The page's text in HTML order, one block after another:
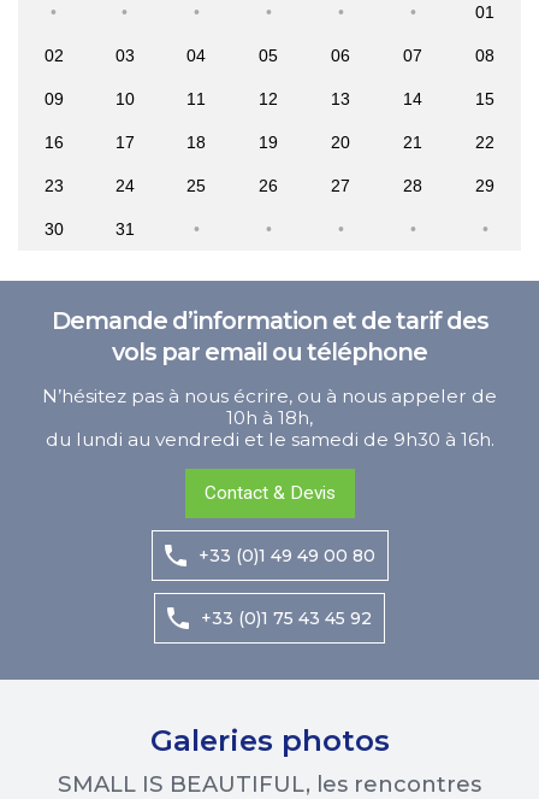
01
02 03 04 05 06 07 08
09 10 11 12 13 14 15
16 17 18 19 20 21 22
23 24 25 26 27 28 29
30 31
Demande d’information et de tarif des
vols par email ou téléphone
N’hésitez pas à nous écrire, ou à nous appeler de
10h à 18h,
du lundi au vendredi et le samedi de 9h30 à 16h.
Contact & Devis
+33 (0)1 49 49 00 80
+33 (0)1 75 43 45 92
Galeries photos
SMALL IS BEAUTIFUL, les rencontres